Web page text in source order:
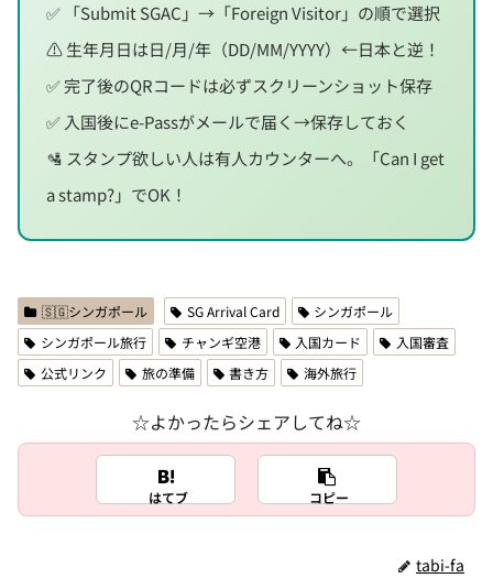
✅ 「Submit SGAC」→「Foreign Visitor」の順で選択
⚠️ 生年月日は日/月/年（DD/MM/YYYY）←日本と逆！
✅ 完了後のQRコードは必ずスクリーンショット保存
✅ 入国後にe-Passがメールで届く→保存しておく
🛂 スタンプ欲しい人は有人カウンターへ。「Can I get
a stamp?」でOK！
🇸🇬シンガポール SG Arrival Card
シンガポール
シンガポール旅行
チャンギ空港 入国カード
入国審査
公式リンク
旅の準備 書き方 海外旅行
☆よかったらシェアしてね☆
はてブ コピー
tabi-fa